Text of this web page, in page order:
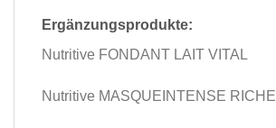
Ergänzungsprodukte:
Nutritive FONDANT LAIT VITAL
Nutritive MASQUEINTENSE RICHE